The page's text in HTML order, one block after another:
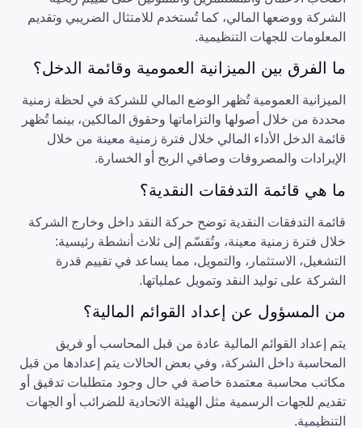
الشركة ووضعها المالي، كما تُستخدم للامتثال الضريبي وتقديم
المعلومات للجهات التنظيمية.
ما الفرق بين الميزانية العمومية وقائمة الدخل؟
الميزانية العمومية تُظهر الوضع المالي للشركة في لحظة زمنية
محددة من خلال أصولها والتزاماتها وحقوق المالكين، بينما تُظهر
قائمة الدخل الأداء المالي خلال فترة زمنية معينة من خلال
الإيرادات والمصروفات وصافي الربح أو الخسارة.
ما هي قائمة التدفقات النقدية؟
قائمة التدفقات النقدية توضح حركة النقد داخل وخارج الشركة
خلال فترة زمنية معينة، وتُقسّم إلى ثلاث أنشطة رئيسية:
التشغيل، الاستثمار، والتمويل، مما يساعد في تقييم قدرة
الشركة على توليد النقد وتمويل عملياتها.
من المسؤول عن إعداد القوائم المالية؟
يتم إعداد القوائم المالية عادة من قبل المحاسب أو فريق
المحاسبة داخل الشركة، وفي بعض الحالات يتم إعدادها من قبل
مكاتب محاسبة معتمدة خاصة في حال وجود متطلبات تدقيق أو
تقديم للجهات الرسمية مثل الهيئة الاتحادية للضرائب أو الجهات
التنظيمية.